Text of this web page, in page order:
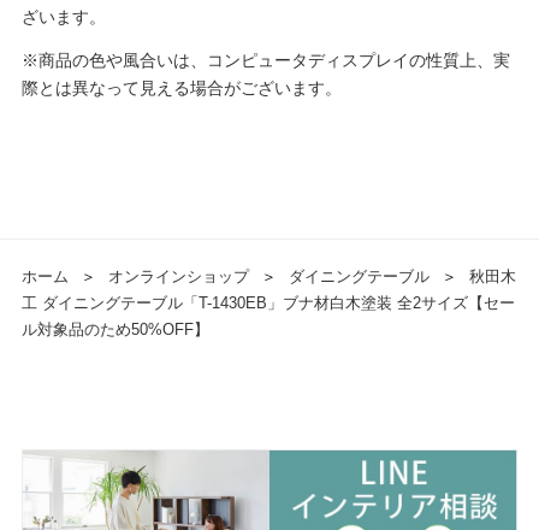
ざいます。
※商品の色や風合いは、コンピュータディスプレイの性質上、実
際とは異なって見える場合がございます。
ホーム ＞ オンラインショップ ＞ ダイニングテーブル ＞
秋田木
工 ダイニングテーブル「T-1430EB」ブナ材白木塗装 全2サイズ【セー
ル対象品のため50%OFF】